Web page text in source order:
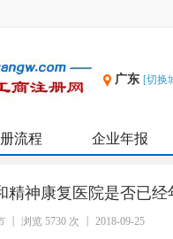
广东 [切换
流程 企业年报
精神康复医院是否已经
浏览 5730 次 2018-09-25